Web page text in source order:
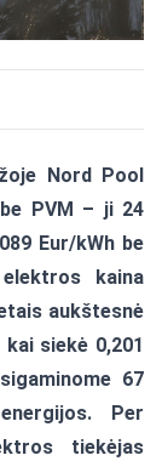
Nord Pool
PVM – ji 24
Eur/kWh be
kaina
aukštesnė
siekė 0,201
67
Per
tiekėjas